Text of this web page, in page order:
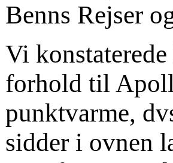
Benns Rejser
Vi
forhold til
punktvarme,
sidder i ovnen